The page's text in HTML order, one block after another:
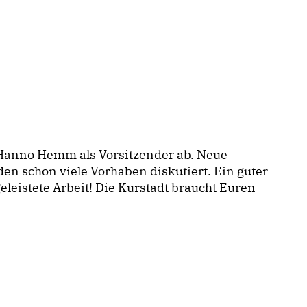
Hemm als Vorsitzender ab. Neue
schon viele Vorhaben diskutiert. Ein guter
Arbeit! Die Kurstadt braucht Euren